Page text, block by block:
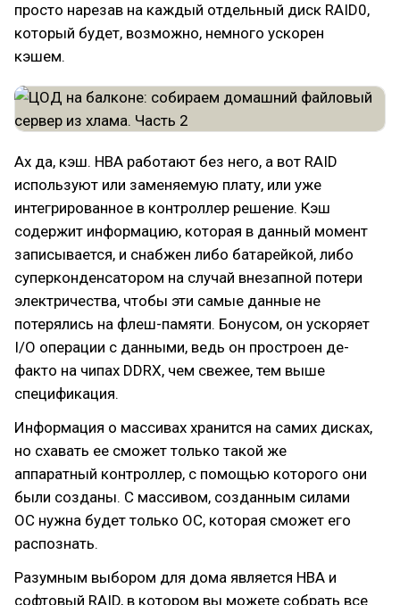
просто нарезав на каждый отдельный диск RAID0,
который будет, возможно, немного ускорен
кэшем.
Ах да, кэш. HBA работают без него, а вот RAID
используют или заменяемую плату, или уже
интегрированное в контроллер решение. Кэш
содержит информацию, которая в данный момент
записывается, и снабжен либо батарейкой, либо
суперконденсатором на случай внезапной потери
электричества, чтобы эти самые данные не
потерялись на флеш-памяти. Бонусом, он ускоряет
I/O операции с данными, ведь он простроен де-
факто на чипах DDRX, чем свежее, тем выше
спецификация.
Информация о массивах хранится на самих дисках,
но схавать ее сможет только такой же
аппаратный контроллер, с помощью которого они
были созданы. С массивом, созданным силами
ОС нужна будет только OC, которая сможет его
распознать.
Разумным выбором для дома является HBA и
софтовый RAID, в котором вы можете собрать все